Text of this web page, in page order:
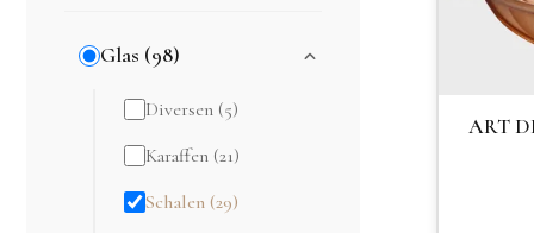
Glas (98)
Diversen (5)
Karaffen (21)
Schalen (29)
ART